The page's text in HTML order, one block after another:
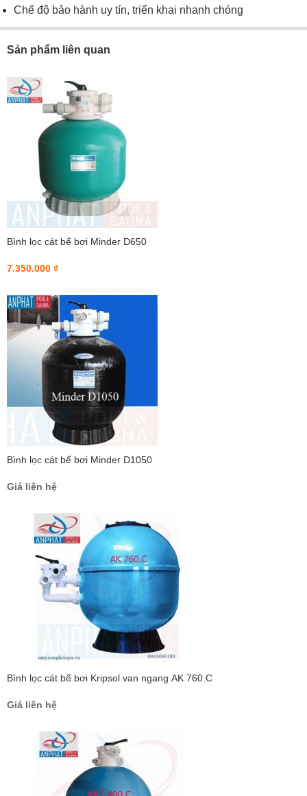
Chế độ bảo hành uy tín, triển khai nhanh chóng
Sản phẩm liên quan
Bình lọc cát bể bơi Minder D650
7.350.000 ₫
Bình lọc cát bể bơi Minder D1050
Giá liên hệ
Bình lọc cát bể bơi Kripsol van ngang AK 760.C
Giá liên hệ